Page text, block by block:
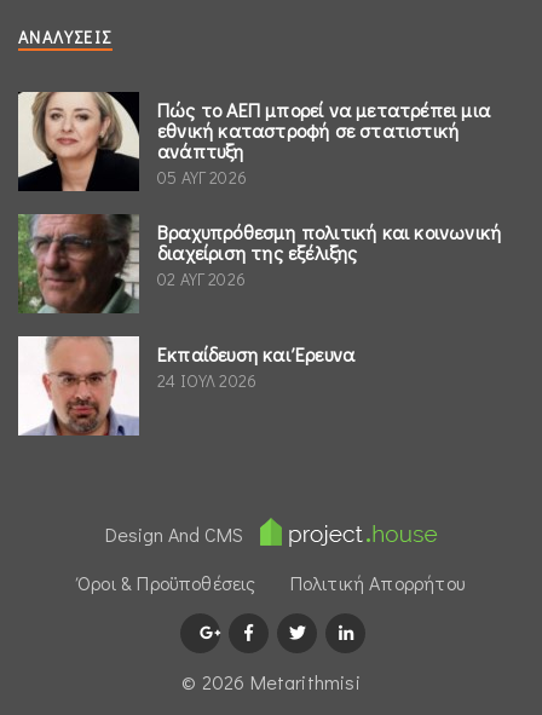
ΑΝΑΛΎΣΕΙΣ
Πώς το ΑΕΠ μπορεί να μετατρέπει μια
εθνική καταστροφή σε στατιστική
ανάπτυξη
05 ΑΥΓ 2026
Βραχυπρόθεσμη πολιτική και κοινωνική
διαχείριση της εξέλιξης
02 ΑΥΓ 2026
Εκπαίδευση και Έρευνα
24 ΙΟΥΛ 2026
Design And CMS
Όροι & Προϋποθέσεις
Πολιτική Απορρήτου
© 2026 Μetarithmisi